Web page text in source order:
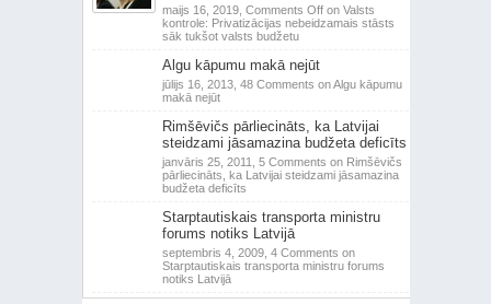
maijs 16, 2019, Comments Offon Valsts
kontrole: Privatizācijas nebeidzamais stāsts
sāk tukšot valsts budžetu
Algu kāpumu makā nejūt
jūlijs 16, 2013, 48 Comments on Algu kāpumu
makā nejūt
Rimšēvičs pārliecināts, ka Latvijai
steidzami jāsamazina budžeta deficīts
janvāris 25, 2011, 5 Comments on Rimšēvičs
pārliecināts, ka Latvijai steidzami jāsamazina
budžeta deficīts
Starptautiskais transporta ministru
forums notiks Latvijā
septembris 4, 2009, 4 Comments on
Starptautiskais transporta ministru forums
notiks Latvijā